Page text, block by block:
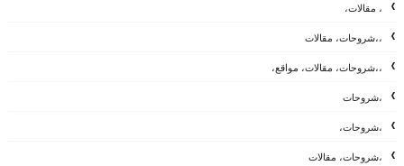
، مقالات،
،،شروحات، مقالات
،،شروحات، مقالات، مواقع،
،شروحات
،شروحات،
،شروحات، مقالات